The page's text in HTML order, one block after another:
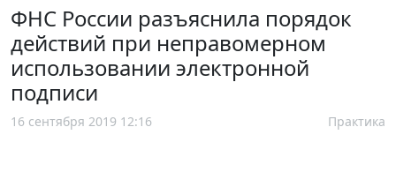
ФНС России разъяснила порядок
действий при неправомерном
использовании электронной
подписи
16 сентября 2019 12:16 Практика